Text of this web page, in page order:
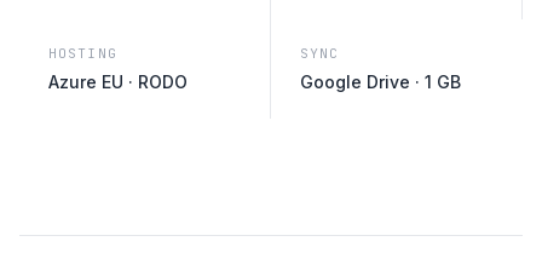
HOSTING
Azure EU · RODO
SYNC
Google Drive · 1 GB